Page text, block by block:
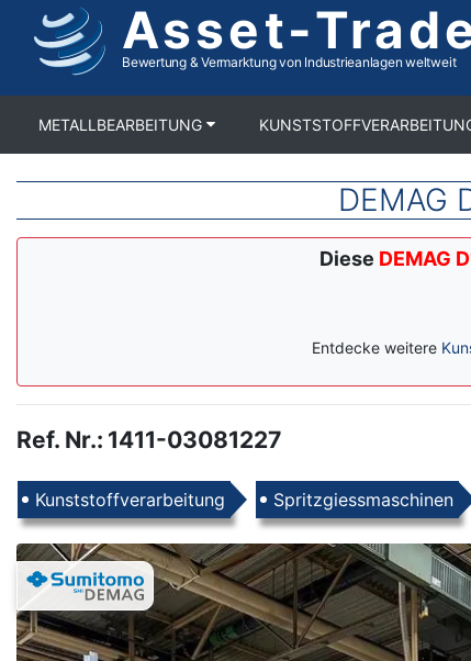
Asset-
Bewertung & Vermarktung von Industrieanlagen weltweit
METALLBEARBEITUNG
DEMAG
Diese DEMAG
Entdecke weitere
Ref. Nr.: 1411-03081227
Produkte
Kunststoffverarbeitung Spritzgiessmaschinen
Images